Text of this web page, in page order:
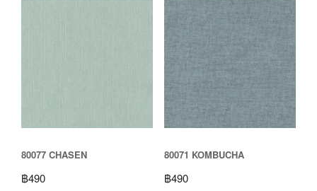
80077 CHASEN
฿490
80071 KOMBUCHA
฿490